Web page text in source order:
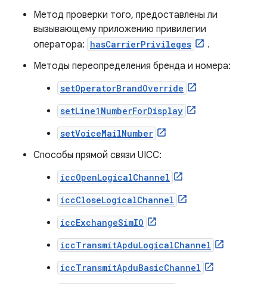
Метод проверки того, предоставлены ли
вызывающему приложению привилегии
оператора: hasCarrierPrivileges
.
Методы переопределения бренда и номера:
setOperatorBrandOverride
setLine1NumberForDisplay
setVoiceMailNumber
Способы прямой связи UICC:
iccOpenLogicalChannel
iccCloseLogicalChannel
iccExchangeSimIO
iccTransmitApduLogicalChannel
iccTransmitApduBasicChannel